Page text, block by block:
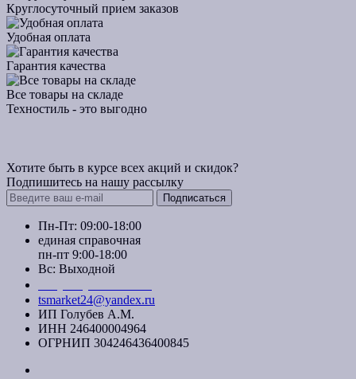
Круглосуточный прием заказов
Удобная оплата
Гарантия качества
Все товары на складе
Техностиль - это выгодно
Хотите быть в курсе всех акций и скидок?
Подпишитесь на нашу рассылку
Подписаться
Пн-Пт: 09:00-18:00
единая справочная
пн-пт 9:00-18:00
Вс: Выходной
tsmarket24@yandex.ru
ИП Голубев А.М.
ИНН 246400004964
ОГРНИП 304246436400845